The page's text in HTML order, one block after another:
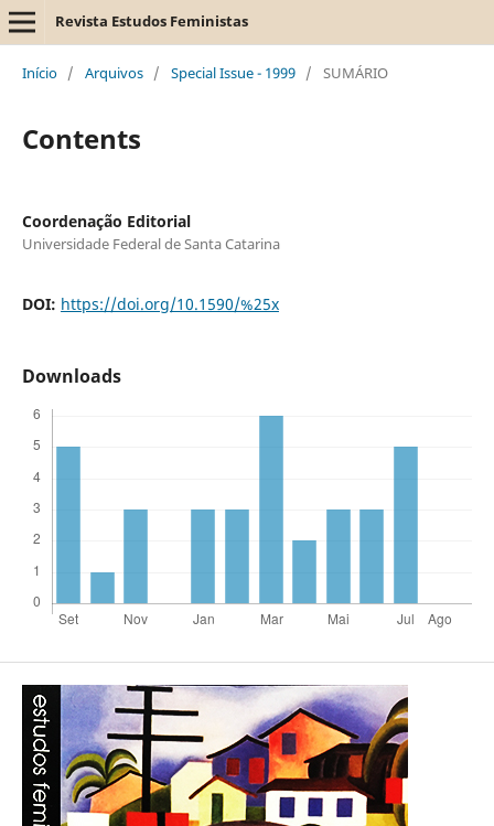
Revista Estudos Feministas
Início / Arquivos / Special Issue - 1999 / SUMÁRIO
Contents
Coordenação Editorial
Universidade Federal de Santa Catarina
DOI: https://doi.org/10.1590/%25x
Downloads